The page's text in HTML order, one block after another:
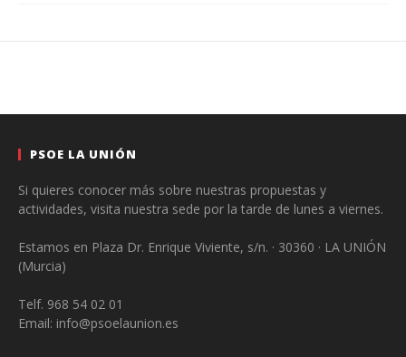
PSOE LA UNIÓN
Si quieres conocer más sobre nuestras propuestas y
actividades, visita nuestra sede por la tarde de lunes a viernes.
Estamos en Plaza Dr. Enrique Viviente, s/n. · 30360 · LA UNIÓN
(Murcia)
Telf. 968 54 02 01
Email: info@psoelaunion.es